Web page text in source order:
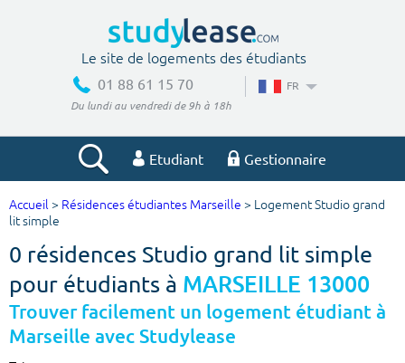
Le site de logements des étudiants
01 88 61 15 70
Du lundi au vendredi de 9h à 18h
FR
Etudiant Gestionnaire
Votre recherche
Ville, école
Budget min Budget max
Accueil > Résidences étudiantes Marseille > Logement Studio grand
lit simple
0 résidences Studio grand lit simple
pour étudiants à MARSEILLE 13000
Trouver facilement un logement étudiant à
Marseille avec Studylease